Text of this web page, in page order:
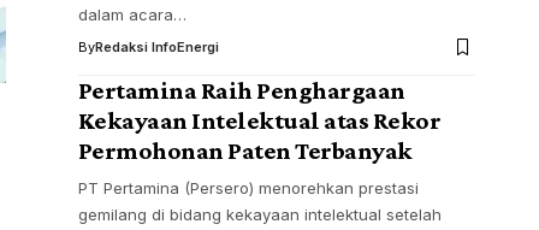
dalam acara…
ByRedaksi InfoEnergi
Pertamina Raih Penghargaan
Kekayaan Intelektual atas Rekor
Permohonan Paten Terbanyak
PT Pertamina (Persero) menorehkan prestasi
gemilang di bidang kekayaan intelektual setelah